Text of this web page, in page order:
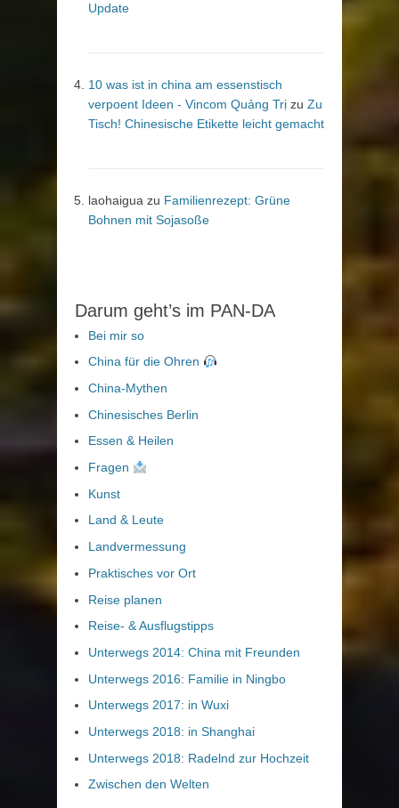
Update
10 was ist in china am essenstisch
verpoent Ideen - Vincom Quảng Trị zu Zu
Tisch! Chinesische Etikette leicht gemacht
laohaigua zu Familienrezept: Grüne
Bohnen mit Sojasoße
Darum geht’s im PAN-DA
Bei mir so
China für die Ohren
China-Mythen
Chinesisches Berlin
Essen & Heilen
Fragen
Kunst
Land & Leute
Landvermessung
Praktisches vor Ort
Reise planen
Reise- & Ausflugstipps
Unterwegs 2014: China mit Freunden
Unterwegs 2016: Familie in Ningbo
Unterwegs 2017: in Wuxi
Unterwegs 2018: in Shanghai
Unterwegs 2018: Radelnd zur Hochzeit
Zwischen den Welten